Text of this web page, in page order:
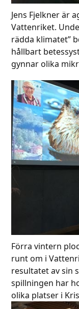
Jens Fjelkner är
Vattenriket.
rädda klimatet”
hållbart
gynnar olika
Förra vintern
runt om i
resultatet av sin
spillningen har
olika platser i